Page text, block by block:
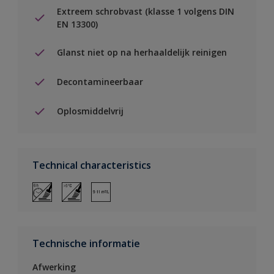
Extreem schrobvast (klasse 1 volgens DIN
EN 13300)
Glanst niet op na herhaaldelijk reinigen
Decontamineerbaar
Oplosmiddelvrij
Technical characteristics
Technische informatie
Afwerking